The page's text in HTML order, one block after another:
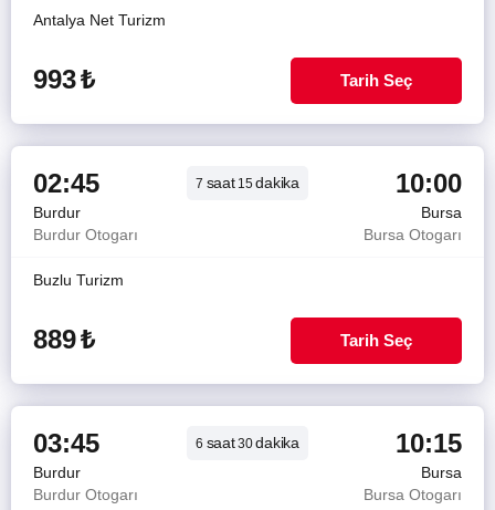
Antalya Net Turizm
993₺ Tarih Seç
02:45 7 saat15dakika 10:00
Burdur
Bursa
Burdur Otogarı
Bursa Otogarı
Buzlu Turizm
889₺ Tarih Seç
03:45 6 saat30dakika 10:15
Burdur
Bursa
Burdur Otogarı
Bursa Otogarı